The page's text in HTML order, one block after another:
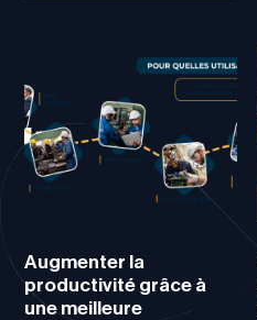
Augmenter la
productivité grâce à
une meilleure